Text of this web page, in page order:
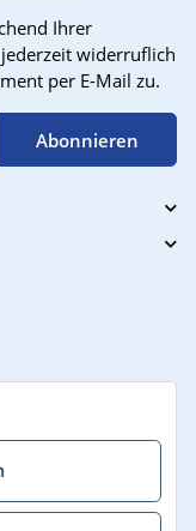
Ihrer
widerruflich
per E-Mail zu.
Abonnieren